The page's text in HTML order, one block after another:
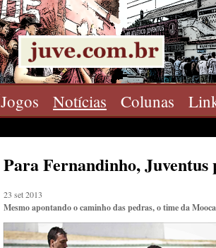
Jogos Notícias Colunas
Para Fernandinho, Juventus
23 set 2013
Mesmo apontando o caminho das pedras, o time da